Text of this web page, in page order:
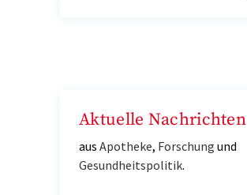
Aktuelle Nachrichten
aus Apotheke, Forschung und
Gesundheitspolitik.